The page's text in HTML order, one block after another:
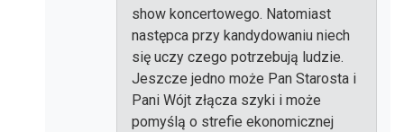
show koncertowego. Natomiast
następca przy kandydowaniu niech
się uczy czego potrzebują ludzie.
Jeszcze jedno może Pan Starosta i
Pani Wójt złącza szyki i może
pomyślą o strefie ekonomicznej